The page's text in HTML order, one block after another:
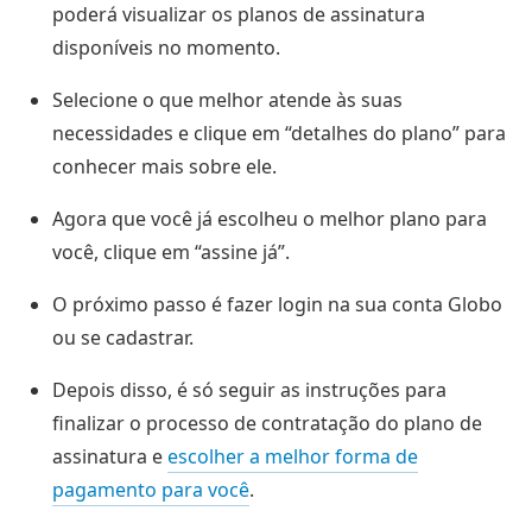
poderá visualizar os planos de assinatura
disponíveis no momento.
Selecione o que melhor atende às suas
necessidades e clique em “detalhes do plano” para
conhecer mais sobre ele.
Agora que você já escolheu o melhor plano para
você, clique em “assine já”.
O próximo passo é fazer login na sua conta Globo
ou se cadastrar.
Depois disso, é só seguir as instruções para
finalizar o processo de contratação do plano de
assinatura eescolher a melhor forma de
pagamento para você.